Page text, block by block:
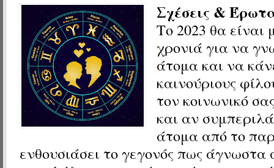
Σχέσεις &
Το 2023 θα είναι
χρονιά για να
άτομα και να
καινούριους
τον κοινωνικό
και αν
άτομα από το
ενθουσιάσει το γεγονός πως